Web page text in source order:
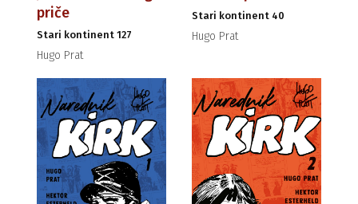
priče
Stari kontinent 127
Hugo Prat
Stari kontinent 40
Hugo Prat